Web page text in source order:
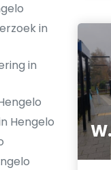
in
in
Hengelo